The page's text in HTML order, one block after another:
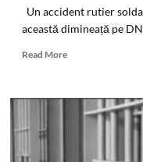
cultură
outdoor
Un accident rutier
această dimineață pe
Read MoreRead
Impact
violent